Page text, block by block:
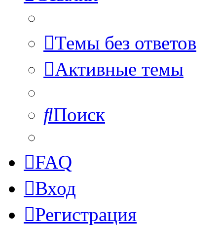
Темы без ответов
Активные темы
Поиск
FAQ
Вход
Регистрация